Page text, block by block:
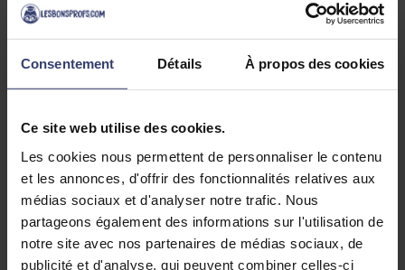
Consentement Détails À propos des cookies
Ce site web utilise des cookies.
Les cookies nous permettent de personnaliser le contenu
et les annonces, d'offrir des fonctionnalités relatives aux
médias sociaux et d'analyser notre trafic. Nous
partageons également des informations sur l'utilisation de
notre site avec nos partenaires de médias sociaux, de
publicité et d'analyse, qui peuvent combiner celles-ci
★4,5
les
avis
et
répond
ce qui
est très
appréciable.
Un site
sérieux
que je
jours à
un prix
Mon fils
a réussi
à
prendre
points
de
de faire
le lien
avec
LES
BONS
source
d’informations